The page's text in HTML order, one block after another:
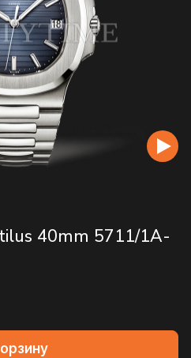
40mm 5711/1A-